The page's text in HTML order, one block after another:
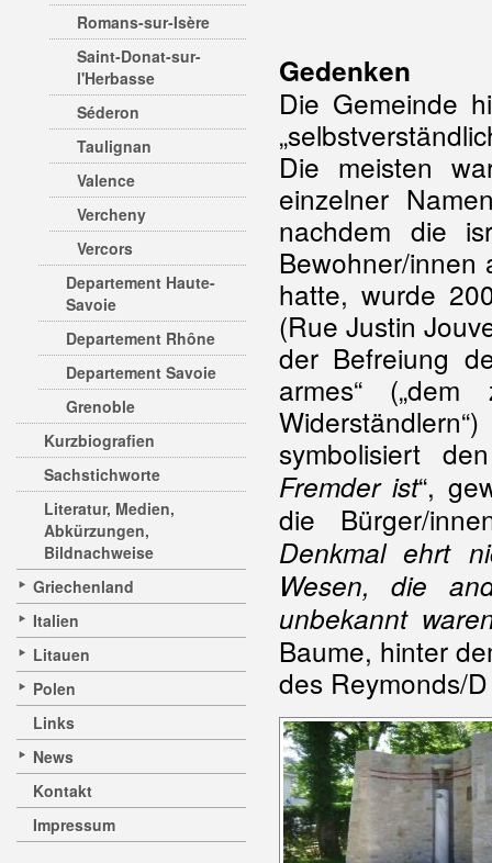
Romans-sur-Isère
Saint-Donat-sur-
l'Herbasse
Séderon
Taulignan
Valence
Vercheny
Vercors
Departement Haute-
Savoie
Departement Rhône
Departement Savoie
Grenoble
Kurzbiografien
Sachstichworte
Literatur, Medien,
Abkürzungen,
Bildnachweise
Griechenland
Italien
Litauen
Polen
Links
News
Kontakt
Impressum
Gedenken
Die Gemeinde
Die meisten
einzelner
nachdem die
Bewohner/innen
hatte, wurde
(Rue Justin
der Befreiung
armes“
symbolisiert
Fremder ist“,
die Bürger/
Denkmal ehrt
Wesen, die
unbekannt
Baume, hinter
des Reymonds/